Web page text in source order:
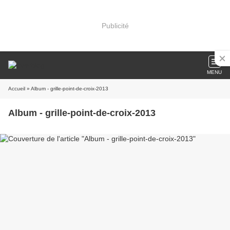
Publicité
MENU
Accueil » Album - grille-point-de-croix-2013
Album - grille-point-de-croix-2013